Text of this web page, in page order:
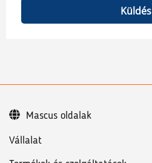
Küldés
Vállalat
Mascus oldalak